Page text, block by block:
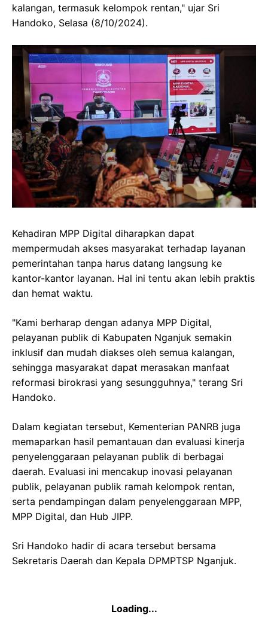
kalangan, termasuk kelompok rentan," ujar Sri
Handoko, Selasa (8/10/2024).
Kehadiran MPP Digital diharapkan dapat
mempermudah akses masyarakat terhadap layanan
pemerintahan tanpa harus datang langsung ke
kantor-kantor layanan. Hal ini tentu akan lebih praktis
dan hemat waktu.
"Kami berharap dengan adanya MPP Digital,
pelayanan publik di Kabupaten Nganjuk semakin
inklusif dan mudah diakses oleh semua kalangan,
sehingga masyarakat dapat merasakan manfaat
reformasi birokrasi yang sesungguhnya," terang Sri
Handoko.
Dalam kegiatan tersebut, Kementerian PANRB juga
memaparkan hasil pemantauan dan evaluasi kinerja
penyelenggaraan pelayanan publik di berbagai
daerah. Evaluasi ini mencakup inovasi pelayanan
publik, pelayanan publik ramah kelompok rentan,
serta pendampingan dalam penyelenggaraan MPP,
MPP Digital, dan Hub JIPP.
Sri Handoko hadir di acara tersebut bersama
Sekretaris Daerah dan Kepala DPMPTSP Nganjuk.
Loading...